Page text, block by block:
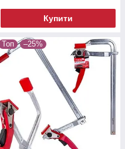
Купити
Топ –25%